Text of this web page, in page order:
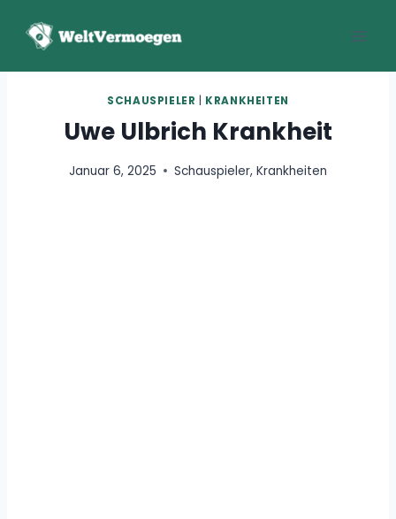
Inhalt
SCHAUSPIELER KRANKHEITEN
Uwe Ulbrich Krankheit
Januar 6, 2025 Schauspieler, Krankheiten